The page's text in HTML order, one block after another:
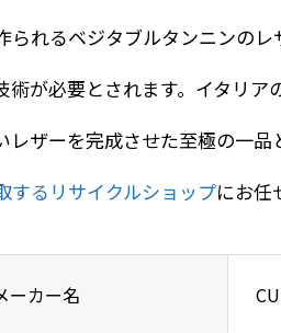
られるベジタブルタンニンの
術が必要とされます。イタリ
レザーを完成させた至極の一
するリサイクルショップにお任
ーカー名